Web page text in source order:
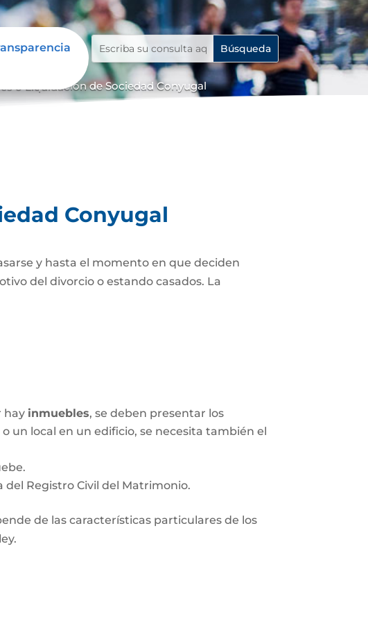
o Liquidación de Sociedad Conyugal
Conyugal
y hasta el momento en que deciden
del divorcio o estando casados. La
hay inmuebles, se deben presentar los
un local en un edificio, se necesita también el
Registro Civil del Matrimonio.
de las características particulares de los